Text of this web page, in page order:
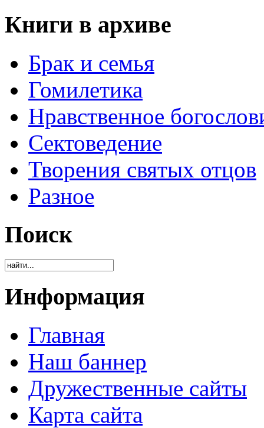
Книги в архиве
Брак и семья
Гомилетика
Нравственное
Сектоведение
Творения святых отцов
Разное
Поиск
Информация
Главная
Наш баннер
Дружественные сайты
Карта сайта